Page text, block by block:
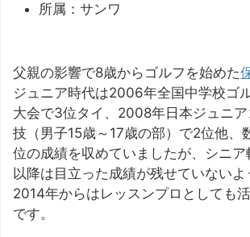
所属：サンワ
父親の影響で8歳からゴルフを始めた
ジュニア時代は2006年全国中学校ゴ
大会で3位タイ、2008年日本ジュニ
技（男子15歳～17歳の部）で2位他、
位の成績を収めていましたが、シニ
以降は目立った成績が残せていないよ
2014年からはレッスンプロとしても
です。